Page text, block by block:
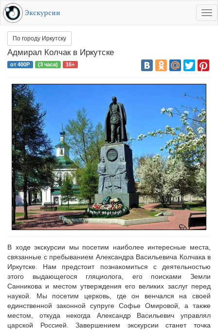
RU
EN
Экскурсии
По городу Иркутску
Адмирал Колчак в Иркутске
от 400Р (3 часа) 16+
В ходе экскурсии мы посетим наиболее интересные места,
связанные с пребыванием Александра Васильевича Колчака в
Иркутске. Нам предстоит познакомиться с деятельностью
этого выдающегося гляциолога, его поисками Земли
Санникова и местом утверждения его великих заслуг перед
наукой. Мы посетим церковь, где он венчался на своей
единственной законной супруге Софье Омировой, а также
местом, откуда некогда Александр Васильевич управлял
царской Россией. Завершением экскурсии станет точка